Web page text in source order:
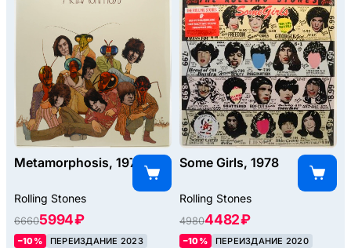
Metamorphosis, 1975
Rolling Stones
66605994 ₽
–10%
ПЕРЕИЗДАНИЕ 2023
Some Girls, 1978
Rolling Stones
49804482 ₽
–10%
ПЕРЕИЗДАНИЕ 2020